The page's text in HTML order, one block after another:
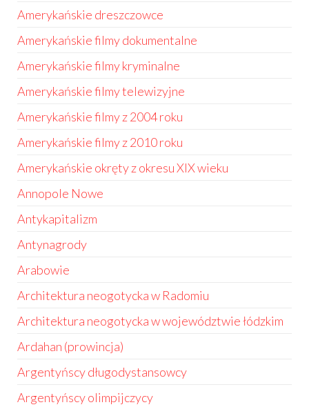
Amerykańskie dreszczowce
Amerykańskie filmy dokumentalne
Amerykańskie filmy kryminalne
Amerykańskie filmy telewizyjne
Amerykańskie filmy z 2004 roku
Amerykańskie filmy z 2010 roku
Amerykańskie okręty z okresu XIX wieku
Annopole Nowe
Antykapitalizm
Antynagrody
Arabowie
Architektura neogotycka w Radomiu
Architektura neogotycka w województwie łódzkim
Ardahan (prowincja)
Argentyńscy długodystansowcy
Argentyńscy olimpijczycy